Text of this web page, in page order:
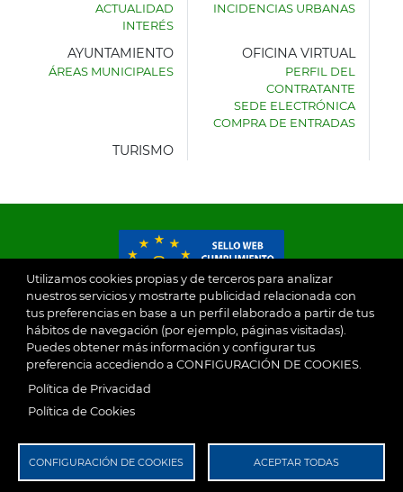
Utilizamos cookies propias y de terceros para analizar
nuestros servicios y mostrarte publicidad relacionada con
tus preferencias en base a un perfil elaborado a partir de tus
hábitos de navegación (por ejemplo, páginas visitadas).
Puedes obtener más información y configurar tus
preferencia accediendo a CONFIGURACIÓN DE COOKIES.
Política de Privacidad
Política de Cookies
CONFIGURACIÓN DE COOKIES ACEPTAR TODAS
AYUNTAMIENTO
ACTUALIDAD
INTERÉS
INCIDENCIAS URBANAS
AYUNTAMIENTO
ÁREAS MUNICIPALES
OFICINA VIRTUAL
PERFIL DEL
CONTRATANTE
SEDE ELECTRÓNICA
COMPRA DE ENTRADAS
TURISMO
© 2026
Ayuntamiento de Villaseca de la Sagra Aviso Legal